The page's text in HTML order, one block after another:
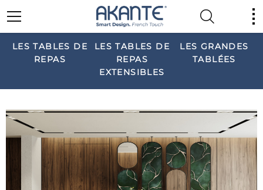
LES TABLES DE
REPAS
LES TABLES DE
REPAS
EXTENSIBLES
LES GRANDES
TABLÉES